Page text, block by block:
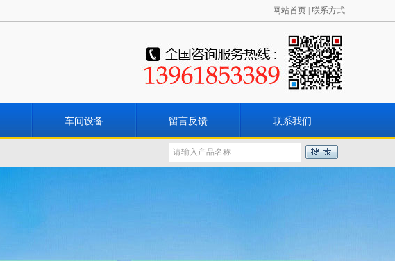
网站首页 联系方式
车间设备 留言反馈 联系我们